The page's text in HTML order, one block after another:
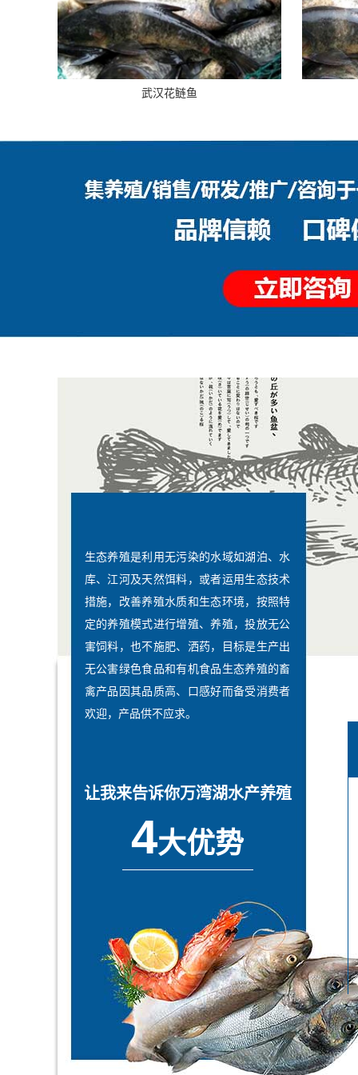
武汉花鲢鱼
生态养殖是利用无污染的水域如湖泊、水
库、江河及天然饵料，或者运用生态技术
措施，改善养殖水质和生态环境，按照特
定的养殖模式进行增殖、养殖，投放无公
害饲料，也不施肥、洒药，目标是生产出
无公害绿色食品和有机食品生态养殖的畜
禽产品因其品质高、口感好而备受消费者
欢迎，产品供不应求。
让我来告诉你万湾湖水产养殖
4大优势